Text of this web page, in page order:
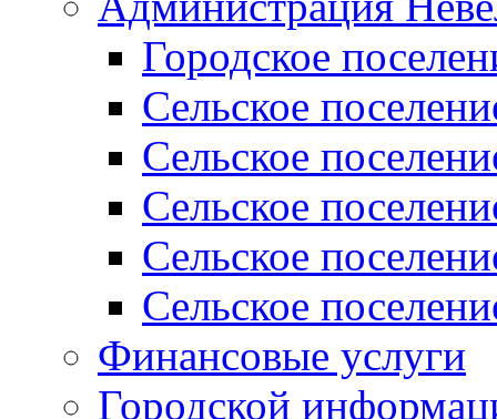
Городское
Сельское
Сельское
Сельское
Сельское
Сельское
Финансовые услуги
Городской